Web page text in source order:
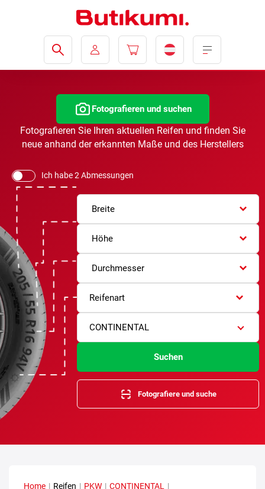
Fotografieren und suchen
Fotografieren Sie Ihren aktuellen Reifen und finden Sie
neue anhand der erkannten Maße und des Herstellers
Ich habe 2 Abmessungen
Breite
Höhe
Durchmesser
Reifenart
CONTINENTAL
Suchen
Fotografiere und suche
Home | Reifen | PKW | CONTINENTAL
|